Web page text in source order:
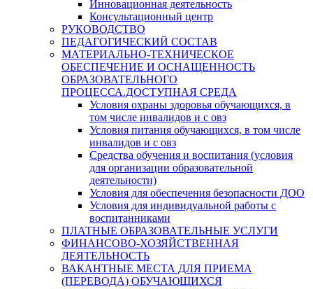
Инновационная деятельность
Консультационный центр
РУКОВОДСТВО
ПЕДАГОГИЧЕСКИЙ СОСТАВ
МАТЕРИАЛЬНО-ТЕХНИЧЕСКОЕ
ОБЕСПЕЧЕНИЕ И ОСНАЩЕННОСТЬ
ОБРАЗОВАТЕЛЬНОГО
ПРОЦЕССА.ДОСТУПНАЯ СРЕДА
Условия охраны здоровья обучающихся, в
том числе инвалидов и с овз
Условия питания обучающихся, в том числе
инвалидов и с овз
Средства обучения и воспитания (условия
для организации образовательной
деятельности)
Условия для обеспечения безопасности ДОО
Условия для индивидуальной работы с
воспитанниками
ПЛАТНЫЕ ОБРАЗОВАТЕЛЬНЫЕ УСЛУГИ
ФИНАНСОВО-ХОЗЯЙСТВЕННАЯ
ДЕЯТЕЛЬНОСТЬ
ВАКАНТНЫЕ МЕСТА ДЛЯ ПРИЕМА
(ПЕРЕВОДА) ОБУЧАЮЩИХСЯ